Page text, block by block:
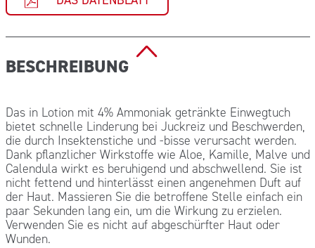
BESCHREIBUNG
Das in Lotion mit 4% Ammoniak getränkte Einwegtuch
bietet schnelle Linderung bei Juckreiz und Beschwerden,
die durch Insektenstiche und -bisse verursacht werden.
Dank pflanzlicher Wirkstoffe wie Aloe, Kamille, Malve und
Calendula wirkt es beruhigend und abschwellend. Sie ist
nicht fettend und hinterlässt einen angenehmen Duft auf
der Haut. Massieren Sie die betroffene Stelle einfach ein
paar Sekunden lang ein, um die Wirkung zu erzielen.
Verwenden Sie es nicht auf abgeschürfter Haut oder
Wunden.